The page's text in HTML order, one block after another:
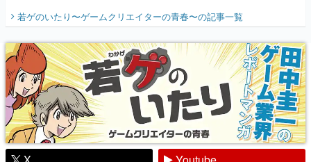
『少年ジャンプ』色だった【若ゲのいた
り】
若ゲのいたり〜ゲームクリエイターの青春〜の記事一覧